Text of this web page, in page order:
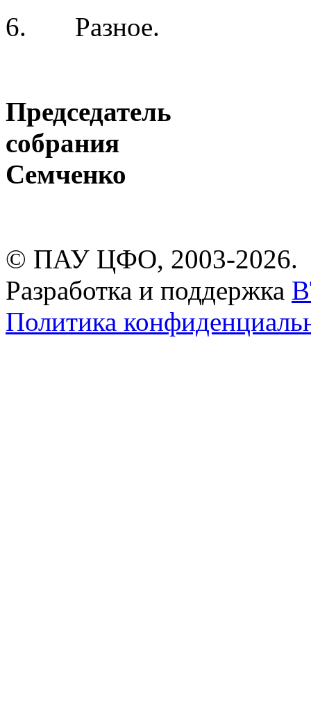
6. Разное.
Председатель
Семченко
© ПАУ ЦФО, 2003-2026.
Разработка и поддержка
Политика